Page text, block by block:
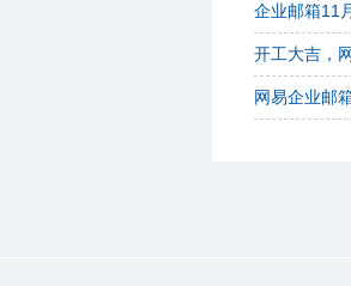
企业邮箱11
开工大吉，
网易企业邮